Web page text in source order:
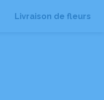
Livraison de fleurs